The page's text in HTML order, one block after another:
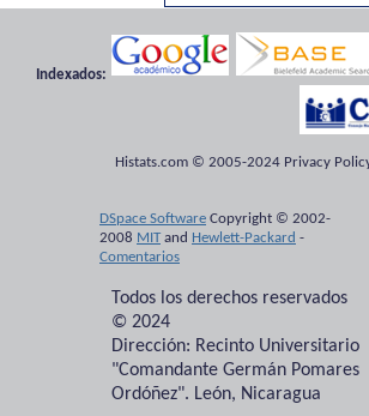
Indexados:
Histats.com © 2005-2024 Privacy
DSpace Software Copyright © 2002-
2008 MITand Hewlett-Packard -
Comentarios
Todos los derechos reservados
© 2024
Dirección: Recinto Universitario
"Comandante Germán Pomares
Ordóñez". León, Nicaragua